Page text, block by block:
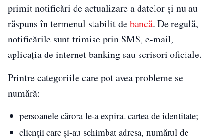
primit notificări de actualizare a datelor și nu au
răspuns în termenul stabilit debancă. De regulă,
notificările sunt trimise prin SMS, e-mail,
aplicația de internet banking sau scrisori oficiale.
Printre categoriile care pot avea probleme se
numără:
persoanele cărora le-a expirat cartea de identitate;
clienții care și-au schimbat adresa, numărul de